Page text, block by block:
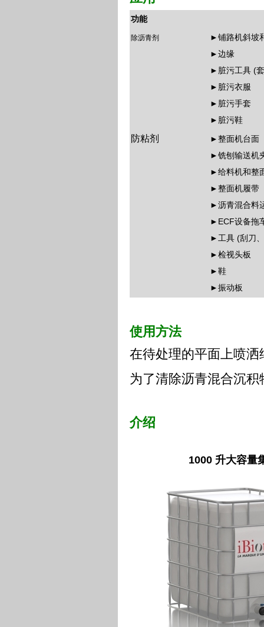
功能
除沥青剂
►铺路机斜坡
►边缘
►脏污工具 (
►脏污衣服
►脏污手套
►脏污鞋
防粘剂
►整面机台面
►铣刨输送机
►给料机和整
►整面机履带
►沥青混合料
►ECF设备拖
►工具 (刮刀
►检视头板
►鞋
►振动板
使用方法
在待处理的平面上喷洒
为了清除沥青混合沉
介绍
1000 升大容量